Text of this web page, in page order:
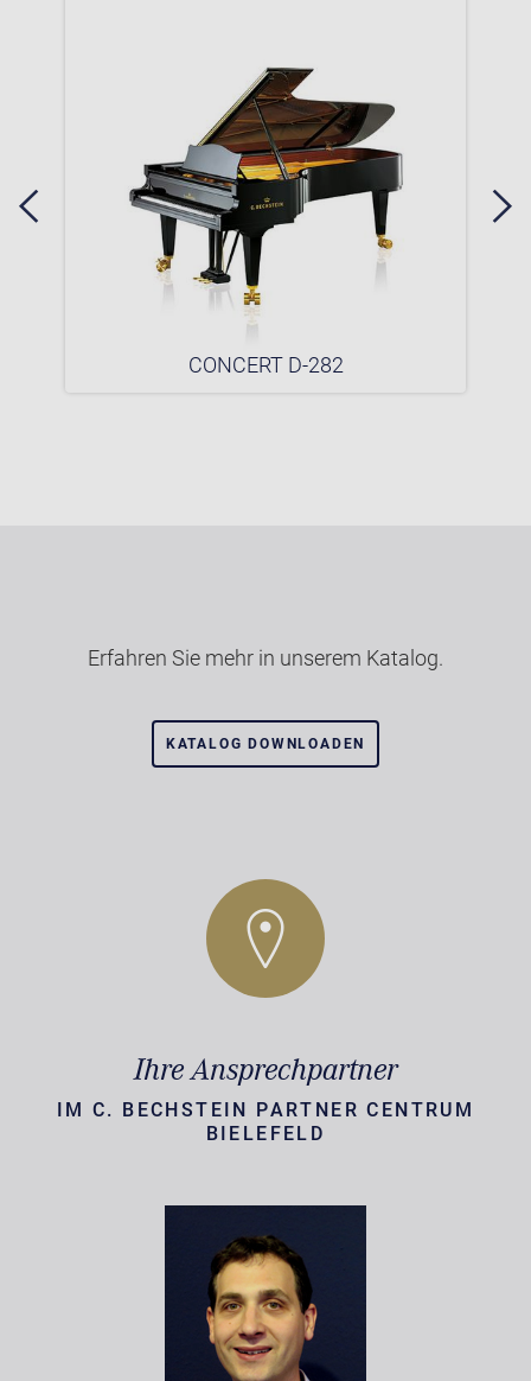
CONCERT D-282
Erfahren Sie mehr in unserem Katalog.
KATALOG DOWNLOADEN
Ihre Ansprechpartner
IM C. BECHSTEIN PARTNER CENTRUM
BIELEFELD